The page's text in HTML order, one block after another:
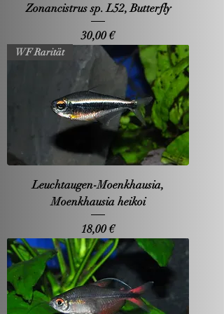
Zonancistrus sp. L52, Butterfly
Preis
30,00 €
WF Rarität
Leuchtaugen-Moenkhausia,
Moenkhausia heikoi
Preis
18,00 €